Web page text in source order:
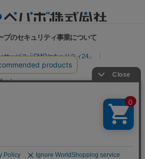
プのセキュリティ事業について
ービス「GMOセキュリティ24」
イトリスク診断
ット
）